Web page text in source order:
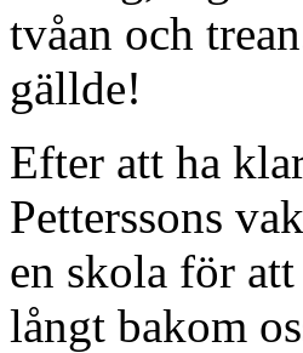
tvåan och
gällde!
Efter att ha
Petterssons
en skola för
långt bakom